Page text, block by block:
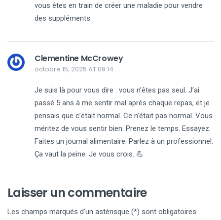
vous êtes en train de créer une maladie pour vendre
des suppléments.
Clementine McCrowey
octobre 15, 2025 AT 09:14
Je suis là pour vous dire : vous n’êtes pas seul. J’ai
passé 5 ans à me sentir mal après chaque repas, et je
pensais que c’était normal. Ce n’était pas normal. Vous
méritez de vous sentir bien. Prenez le temps. Essayez.
Faites un journal alimentaire. Parlez à un professionnel.
Ça vaut la peine. Je vous crois. 💪
Laisser un commentaire
Les champs marqués d'un astérisque (*) sont obligatoires.